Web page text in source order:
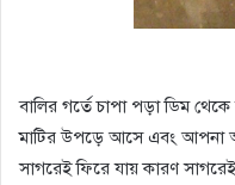
বালির গর্তে চাপা পড়া ডিম
মাটির উপড়ে আসে এবং আপনা
সাগরেই ফিরে যায় কারণ